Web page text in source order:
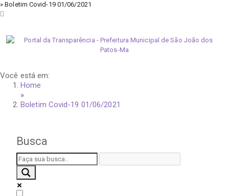
» Boletim Covid-19 01/06/2021
Você está em:
Home
»
Boletim Covid-19 01/06/2021
Busca